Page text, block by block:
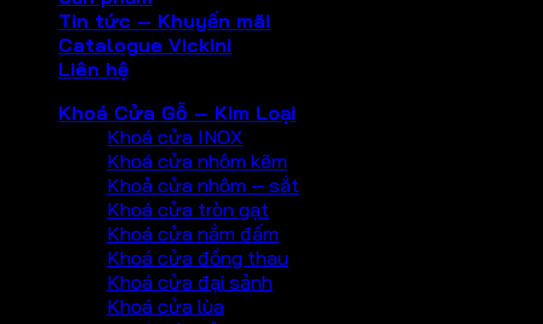
Tin tức – Khuyến mãi
Catalogue Vickini
Liên hệ
Khoá Cửa Gỗ – Kim Loại
Khoá cửa INOX
Khoá cửa nhôm kẽm
Khoả cửa nhôm – sắt
Khoá cửa tròn gạt
Khoá cửa nắm đấm
Khoá cửa đồng thau
Khoá cửa đại sảnh
Khoá cửa lùa